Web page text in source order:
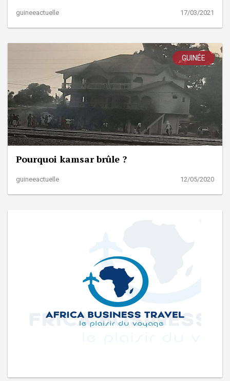
guineeactuelle 17/03/2021
GUINÉE
Pourquoi kamsar brûle ?
guineeactuelle 12/05/2020